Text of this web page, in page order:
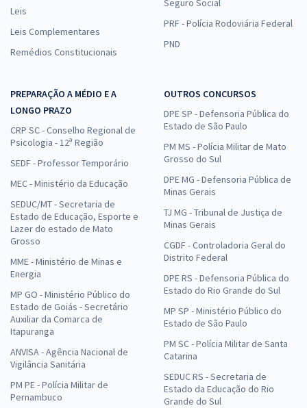
Leis
Leis Complementares
Remédios Constitucionais
Seguro Social
PRF - Polícia Rodoviária Federal
PND
PREPARAÇÃO A MÉDIO E A
LONGO PRAZO
CRP SC - Conselho Regional de
Psicologia - 12ª Região
SEDF - Professor Temporário
MEC - Ministério da Educação
SEDUC/MT - Secretaria de
Estado de Educação, Esporte e
Lazer do estado de Mato
Grosso
MME - Ministério de Minas e
Energia
MP GO - Ministério Público do
Estado de Goiás - Secretário
Auxiliar da Comarca de
Itapuranga
ANVISA - Agência Nacional de
Vigilância Sanitária
PM PE - Polícia Militar de
Pernambuco
OUTROS CONCURSOS
DPE SP - Defensoria Pública do
Estado de São Paulo
PM MS - Polícia Militar de Mato
Grosso do Sul
DPE MG - Defensoria Pública de
Minas Gerais
TJ MG - Tribunal de Justiça de
Minas Gerais
CGDF - Controladoria Geral do
Distrito Federal
DPE RS - Defensoria Pública do
Estado do Rio Grande do Sul
MP SP - Ministério Público do
Estado de São Paulo
PM SC - Polícia Militar de Santa
Catarina
SEDUC RS - Secretaria de
Estado da Educação do Rio
Grande do Sul